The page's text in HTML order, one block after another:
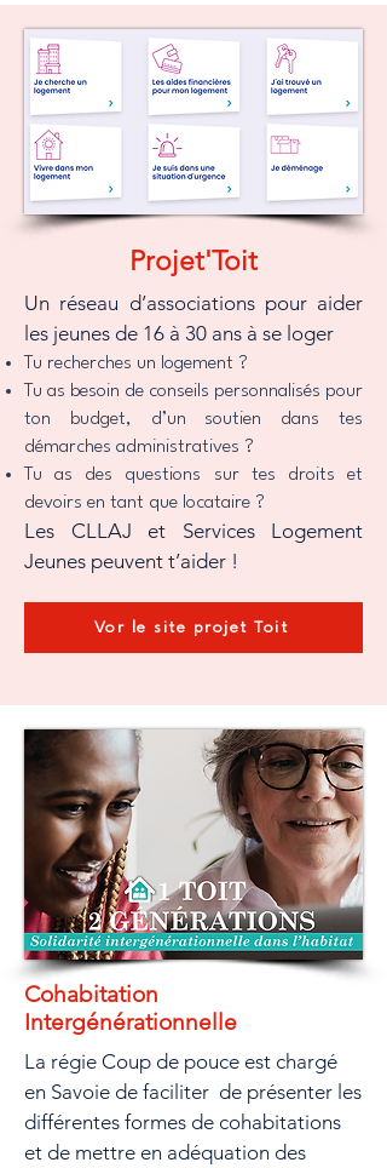
Projet'Toit
Un réseau d’associations pour aider
les jeunes de 16 à 30 ans à se loger
Tu recherches un logement ?
Tu as besoin de conseils personnalisés pour
ton budget, d’un soutien dans tes
démarches administratives ?
Tu as des questions sur tes droits et
devoirs en tant que locataire ?
Les CLLAJ et Services Logement
Jeunes peuvent t’aider !
Vor le site projet Toit
Cohabitation
Intergénérationnelle
La régie Coup de pouce est chargé
en Savoie de faciliter de présenter les
différentes formes de cohabitations
et de mettre en adéquation des